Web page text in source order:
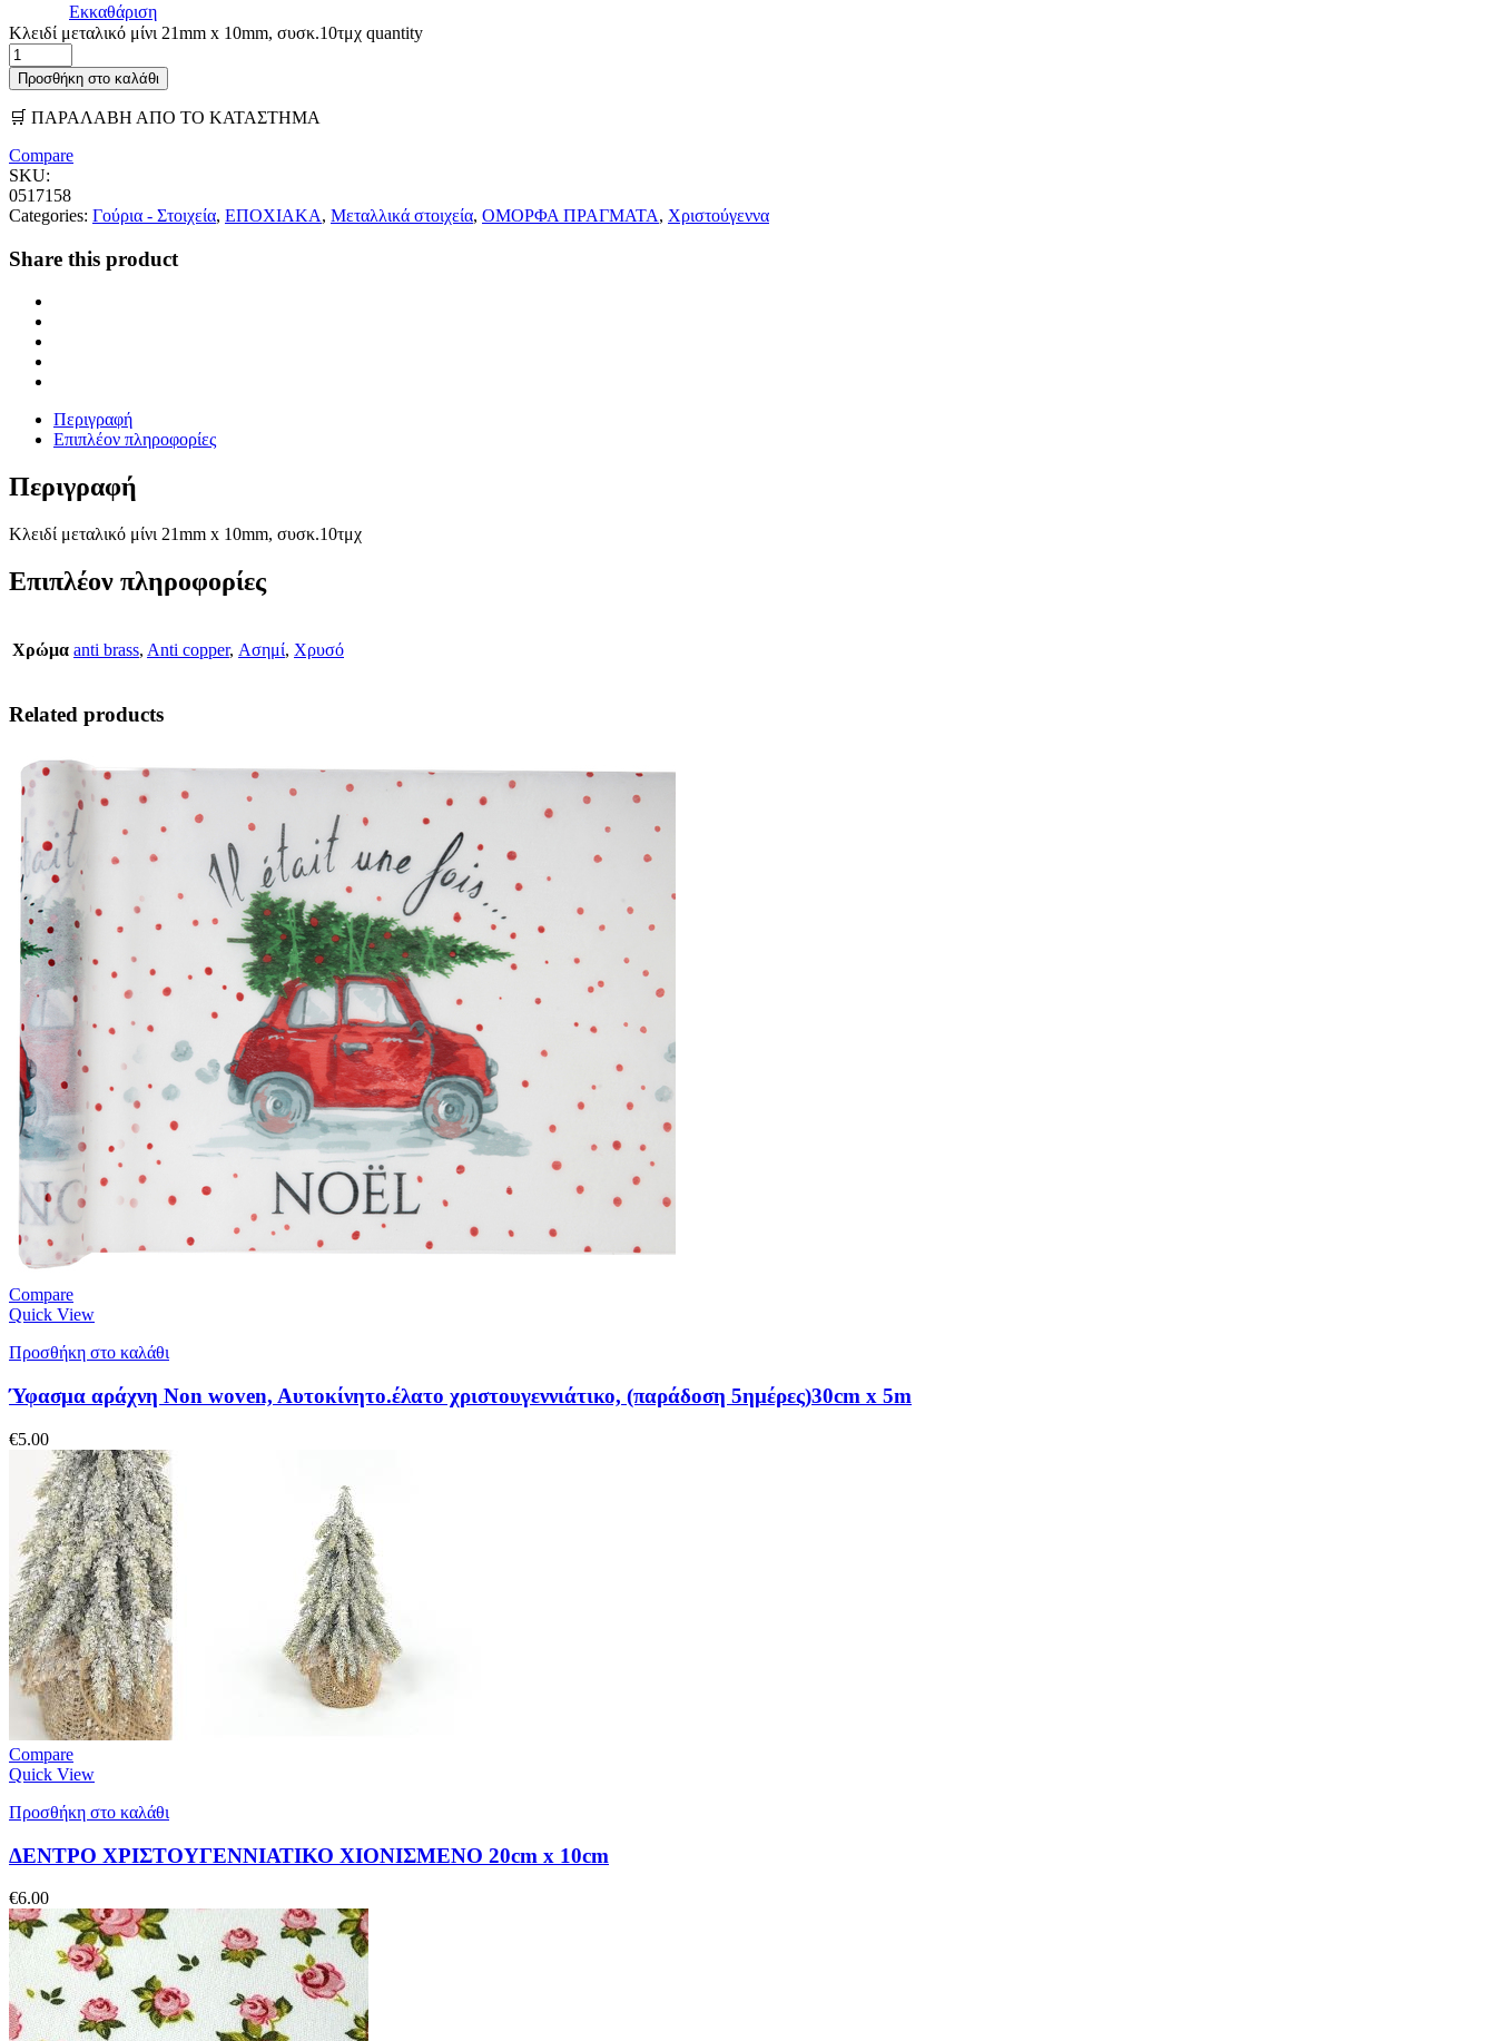
Εκκαθάριση
Κλειδί μεταλικό μίνι 21mm x 10mm, συσκ.10τμχ quantity
Προσθήκη στο καλάθι
🛒 ΠΑΡΑΛΑΒΗ ΑΠΟ ΤΟ ΚΑΤΑΣΤΗΜΑ
Compare
SKU:
0517158
Categories: Γούρια - Στοιχεία, ΕΠΟΧΙΑΚΑ, Μεταλλικά στοιχεία, ΟΜΟΡΦΑ ΠΡΑΓΜΑΤΑ, Χριστούγεννα
Share this product
Περιγραφή
Επιπλέον πληροφορίες
Περιγραφή
Κλειδί μεταλικό μίνι 21mm x 10mm, συσκ.10τμχ
Επιπλέον πληροφορίες
Χρώμα anti brass, Anti copper, Ασημί, Χρυσό
Related products
Compare
Quick View
Προσθήκη στο καλάθι
Ύφασμα αράχνη Non woven, Aυτοκίνητο.έλατο χριστουγεννιάτικο, (παράδοση 5ημέρες)30cm x 5m
€5.00
Compare
Quick View
Προσθήκη στο καλάθι
ΔΕΝΤΡΟ ΧΡΙΣΤΟΥΓΕΝΝΙΑΤΙΚΟ ΧΙΟΝΙΣΜΕΝΟ 20cm x 10cm
€6.00